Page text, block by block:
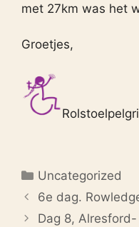
met 27km was het
Groetjes,
Categorieën
Uncategorized
6e dag.
Dag 8,